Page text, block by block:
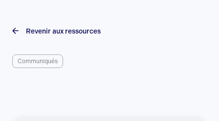
Revenir aux ressources
Communiqués